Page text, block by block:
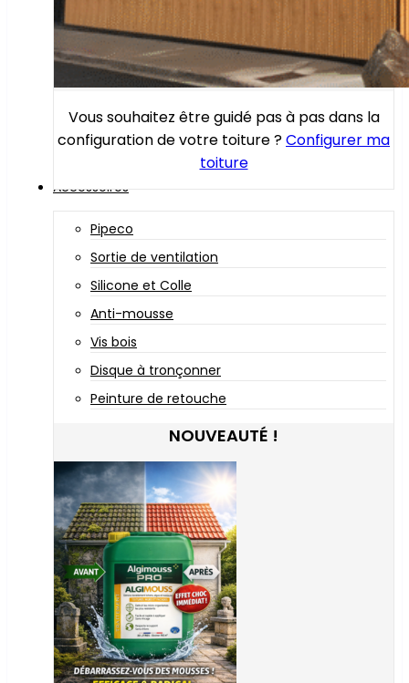
Vous souhaitez être guidé pas à pas dans la
configuration de votre toiture ?Configurer ma
toiture
Accessoires
Pipeco
Sortie de ventilation
Silicone et Colle
Anti-mousse
Vis bois
Disque à tronçonner
Peinture de retouche
NOUVEAUTÉ !